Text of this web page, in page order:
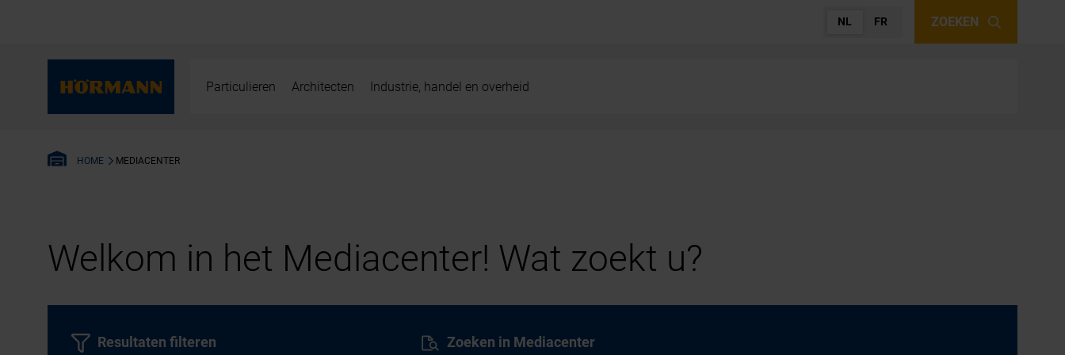
NL FR ZOEKEN
Particulieren Architecten Industrie, handel en overheid
HOME MEDIACENTER
Welkom in het Mediacenter! Wat zoekt u?
Zoeken in Mediacenter
Resultaten filteren